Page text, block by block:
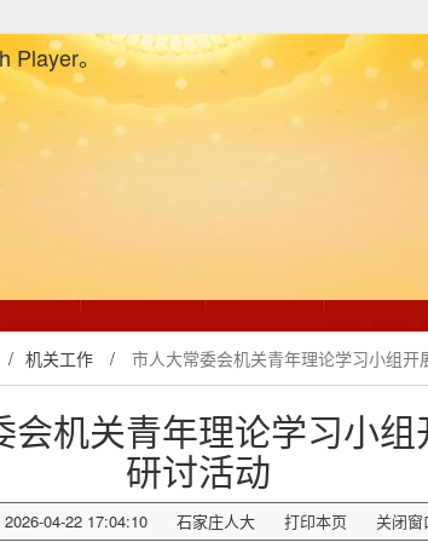
Player。
/ 机关工作 / 市人大常委会机关青年理论学习小组开
会机关青年理论学习小组
研讨活动
2026-04-22 17:04:10 石家庄人大 打印本页 关闭窗